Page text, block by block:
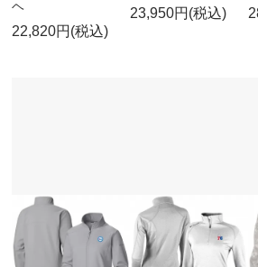
ヘ
22,820円(税込)
23,950円(税込)